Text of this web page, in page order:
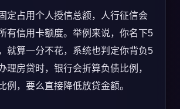
定占用个人授信总额，人行征信会
有信用卡额度。举例来说，你名下5
就算一分不花，系统也判定你背负5
理房贷时，银行会折算负债比例，
例，要么直接降低放贷金额。